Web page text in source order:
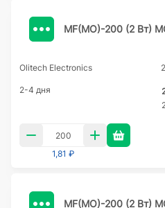
MF(MO)-200 (2 Вт)
Olitech Electronics
2-4 дня
1,81 ₽
MF(MO)-200 (2 Вт)